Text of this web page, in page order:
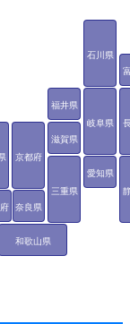
石川県
福井県
岐阜県
愛知県
三重県
滋賀県
京都府
奈良県
和歌山県